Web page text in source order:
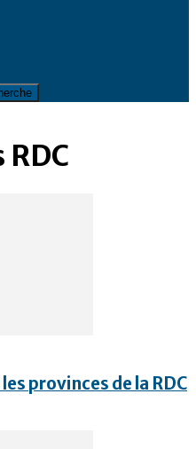
provinces de la RDC